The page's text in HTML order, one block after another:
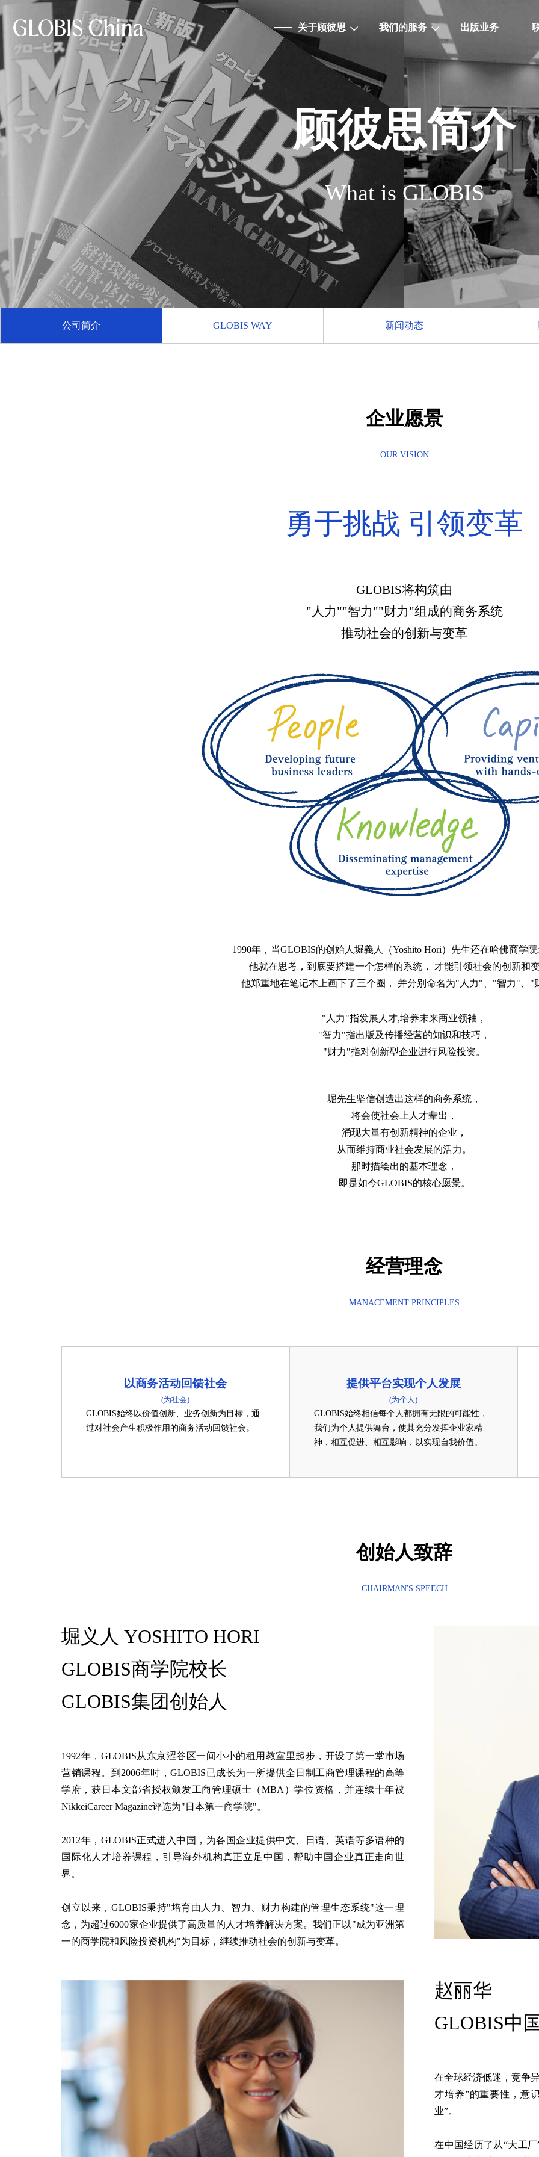
关于顾彼思 我们的服务 出版业务
顾彼思简介
What is GLOBIS
公司简介 GLOBIS WAY 新闻动态
企业愿景
OUR VISION
勇于挑战 引领变革
GLOBIS将构筑由
"人力""智力""财力"组成的商务系统
推动社会的创新与变革
1990年，当GLOBIS的创始人堀義人（Yoshito Hori）先生还在哈佛商学院
他就在思考，到底要搭建一个怎样的系统，
才能引领社会的创新和变
他郑重地在笔记本上画下了三个圈，
并分别命名为"人力"、"智力"、"
"人力"指发展人才,培养未来商业领袖，
"智力"指出版及传播经营的知识和技巧，
"财力"指对创新型企业进行风险投资。
堀先生坚信创造出这样的商务系统，
将会使社会上人才辈出，
涌现大量有创新精神的企业，
从而维持商业社会发展的活力。
那时描绘出的基本理念，
即是如今GLOBIS的核心愿景。
经营理念
MANACEMENT PRINCIPLES
以商务活动回馈社会
(为社会)
GLOBIS始终以价值创新、业务创新为目标，通
过对社会产生积极作用的商务活动回馈社会。
提供平台实现个人发展
(为个人)
GLOBIS始终相信每个人都拥有无限的可能性，
我们为个人提供舞台，使其充分发挥企业家精
神，相互促进、相互影响，以实现自我价值。
创始人致辞
CHAIRMAN'S SPEECH
堀义人 YOSHITO HORI
GLOBIS商学院校长
GLOBIS集团创始人
1992年，GLOBIS从东京涩谷区一间小小的租用教室里起步，开设了第一堂市场
营销课程。到2006年时，GLOBIS已成长为一所提供全日制工商管理课程的高等
学府，获日本文部省授权颁发工商管理硕士（MBA）学位资格，并连续十年被
NikkeiCareer Magazine评选为"日本第一商学院"。
2012年，GLOBIS正式进入中国，为各国企业提供中文、日语、英语等多语种的
国际化人才培养课程，引导海外机构真正立足中国，帮助中国企业真正走向世
界。
创立以来，GLOBIS秉持"培育由人力、智力、财力构建的管理生态系统"这一理
念，为超过6000家企业提供了高质量的人才培养解决方案。我们正以"成为亚洲第
一的商学院和风险投资机构"为目标，继续推动社会的创新与变革。
赵丽华
GLOBIS中
在全球经济低迷，竞争
才培养”的重要性，意
业”。
在中国经历了从“大工